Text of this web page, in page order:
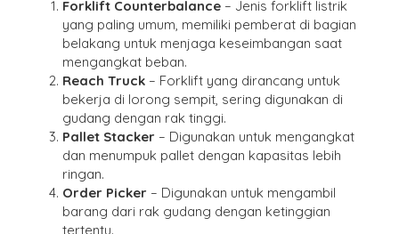
Forklift Counterbalance – Jenis forklift listrik
yang paling umum, memiliki pemberat di bagian
belakang untuk menjaga keseimbangan saat
mengangkat beban.
Reach Truck – Forklift yang dirancang untuk
bekerja di lorong sempit, sering digunakan di
gudang dengan rak tinggi.
Pallet Stacker – Digunakan untuk mengangkat
dan menumpuk pallet dengan kapasitas lebih
ringan.
Order Picker – Digunakan untuk mengambil
barang dari rak gudang dengan ketinggian
tertentu.